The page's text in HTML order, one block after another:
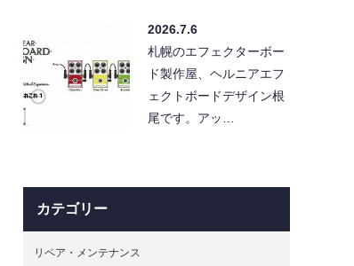
2026.7.6
札幌のエフェクターボー
ド製作屋、ヘルニアエフ
ェクトボードデザイン根
尾です。アッ…
カテゴリー
リペア・メンテナンス